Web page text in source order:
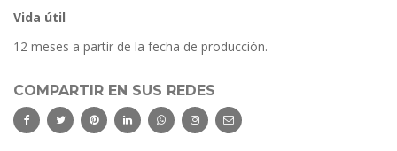
Vida útil
12 meses a partir de la fecha de producción.
COMPARTIR EN SUS REDES